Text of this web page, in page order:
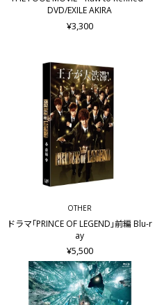
DVD/EXILE AKIRA
¥3,300
OTHER
ドラマ｢PRINCE OF LEGEND｣前編 Blu-r
ay
¥5,500